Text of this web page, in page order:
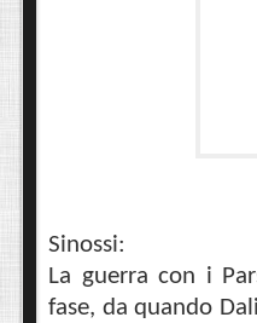
Sinossi:
La guerra con i
fase, da quando